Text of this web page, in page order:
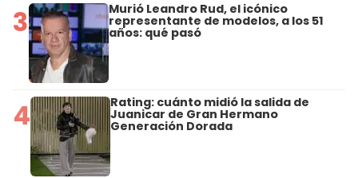
3 Murió Leandro Rud, el icónico
representante de modelos, a los 51
años: qué pasó
4 Rating: cuánto midió la salida de
Juanicar de Gran Hermano
Generación Dorada